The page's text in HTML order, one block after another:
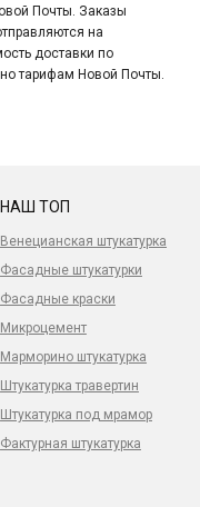
Почты. Заказы
на
доставки по
тарифам Новой Почты.
НАШ ТОП
Венецианская штукатурка
Фасадные штукатурки
Фасадные краски
Микроцемент
Марморино штукатурка
Штукатурка травертин
Штукатурка под мрамор
Фактурная штукатурка